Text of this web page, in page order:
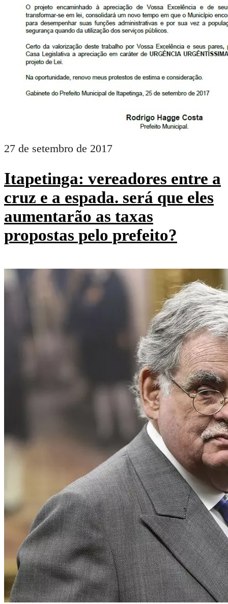
27 de setembro de 2017
Itapetinga: vereadores entre a
cruz e a espada. será que eles
aumentarão as taxas
propostas pelo prefeito?